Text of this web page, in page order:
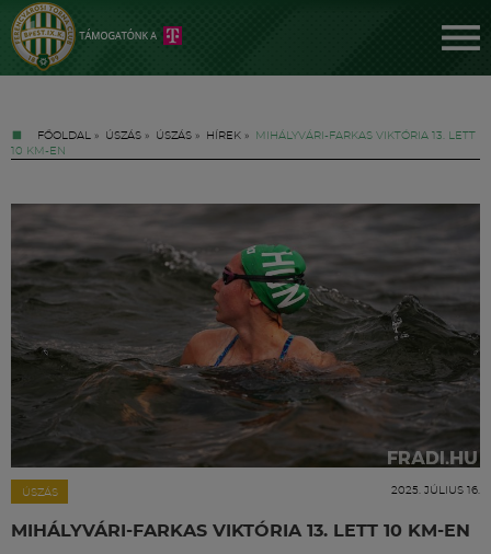
FŐOLDAL » ÚSZÁS » ÚSZÁS » HÍREK »
MIHÁLYVÁRI-FARKAS VIKTÓRIA 13. LETT
10 KM-EN
ÚSZÁS 2025. JÚLIUS 16.
MIHÁLYVÁRI-FARKAS VIKTÓRIA 13. LETT 10 KM-EN
Jegyek
FM YouTube +
Hírek
Labdarúgás